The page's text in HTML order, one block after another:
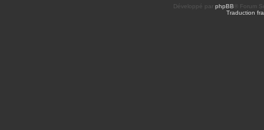
Développé par phpBB ® Forum
Traduction